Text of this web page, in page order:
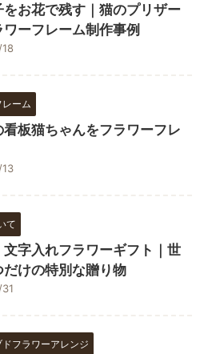
をお花で残す｜猫のプリザー
ワーフレーム制作事例
ーム
看板猫ちゃんをフラワーフレ
て
文字入れフラワーギフト｜世
だけの特別な贈り物
フラワーアレンジ